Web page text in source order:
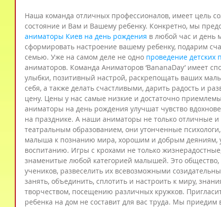
Наша команда отличных профессионалов, имеет цель
состояние и Вам и Вашему ребенку. Конкретно, мы
аниматоры Киев на день рождения в любой час и день
сформировать настроение вашему ребенку, подарим
семью. Уже на самом деле не одно проведение детских
аниматоров. Команда Аниматоров ‘BananaDay’ имеет
улыбки, позитивный настрой, раскрепощать ваших
себя, а также делать счастливыми, дарить радость и
цену. Цены у нас самые низкие и достаточно
аниматоры на день рождения улучшат чувство
на празднике. А наши аниматоры не только отличные
театральным образованием, они утонченные
малыша к познанию мира, хорошим и добрым деяниям,
воспитанию. Игры с крохами не только
знаменитые любой категорией малышей. Это
учеников, развеселить их всевозможными
занять, объединить, сплотить и настроить к миру,
творчеством, посещению различных кружков.
ребенка на дом не составит для вас труда. Мы